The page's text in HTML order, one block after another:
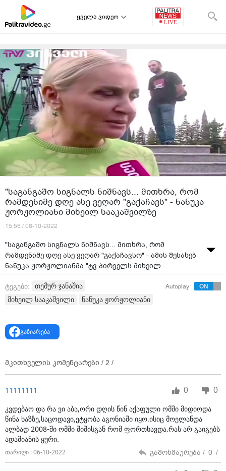
ყველა ვიდეო
"საგანგაშო სიგნალს ნიშნავს... მითხრა, რომ
რამდენიმე დღე ასე ვეღარ "გაქაჩავს" - ნანუკა
ჟორჟოლიანი მიხეილ სააკაშვილზე
15:56 / 06-10-2022
"საგანგაშო სიგნალს ნიშნავს... მითხრა, რომ
რამდენიმე დღე ასე ვეღარ "გაქაჩავსო" - ამის შესახებ
ნანუკა ჟორჟოლიანმა "ტვ პირველს მიხეილ
სააკაშვილზე საუბრისას განუცხადა.
ცნობისთვის, „ნაციონალური მოძრაობის“ დეპუტატმა,
სახელმწიფო დაცვის სპეციალური სამსახურის
კლინიკაში საქართველოს მესამე პრეზიდენტის
მონახულების შემდეგ განაცხადა, რომ მიხეილ
აქვს 38-მდე სიცხე, წნევა 170, საკვებს და წამლებს ვერ
იღებს დ არის ლოგინში".
ჯანაშიას განცხადებით, სააკაშვილი სიკვდილის
„ადამიანს არ შეუძლია კომუნიკაცია, რაღაცები
დავილაპარაკეთ ძალიან ცოტა. საუბრის დროს
იღლება და არის სიკვდილის პირას. ეს არ არის
ნორმალური. მიზეზი, რის გამოც მედიკამენტებს ვერ
იღებს, მისი ჯანმრთელობის მდგომარეობაა. ელოდება
ტეგები:
თემურ ჯანაშია
მიხეილ სააკაშვილი
ნანუკა ჟორჟოლიანი
Autoplay
გაზიარება
მკითხველის კომენტარები / 2 /
11111111 0 0
კვდებაო და რა ვი აბა,ორი დღის წინ აქაფული ომში მიდიოდა
წინა ხაზზე,საცოდავი,ეტყობა აგონიაში იყო.ისიც მოელანდა
ალბად 2008-ში ომში შიშისგან რომ ფორთხავდა.რას არ გაიგებს
ადამიანის ყური.
თარიღი : 06-10-2022 გამოხმაურება / 0 /